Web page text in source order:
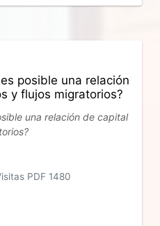
posible una relación
y flujos migratorios?
una relación de capital
PDF 1480